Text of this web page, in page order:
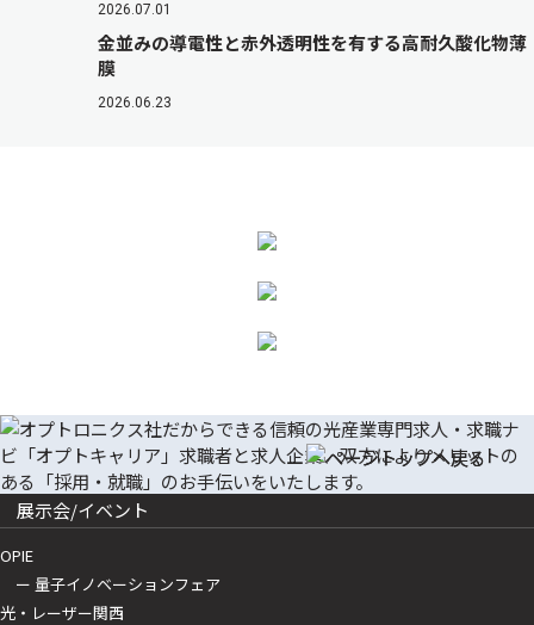
2026.07.01
金並みの導電性と赤外透明性を有する高耐久酸化物薄
膜
2026.06.23
展示会/イベント
OPIE
ー 量子イノベーションフェア
光・レーザー関西